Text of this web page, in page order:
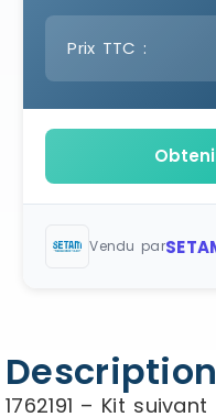
Prix TTC :
Vendu par
1762191 – Kit